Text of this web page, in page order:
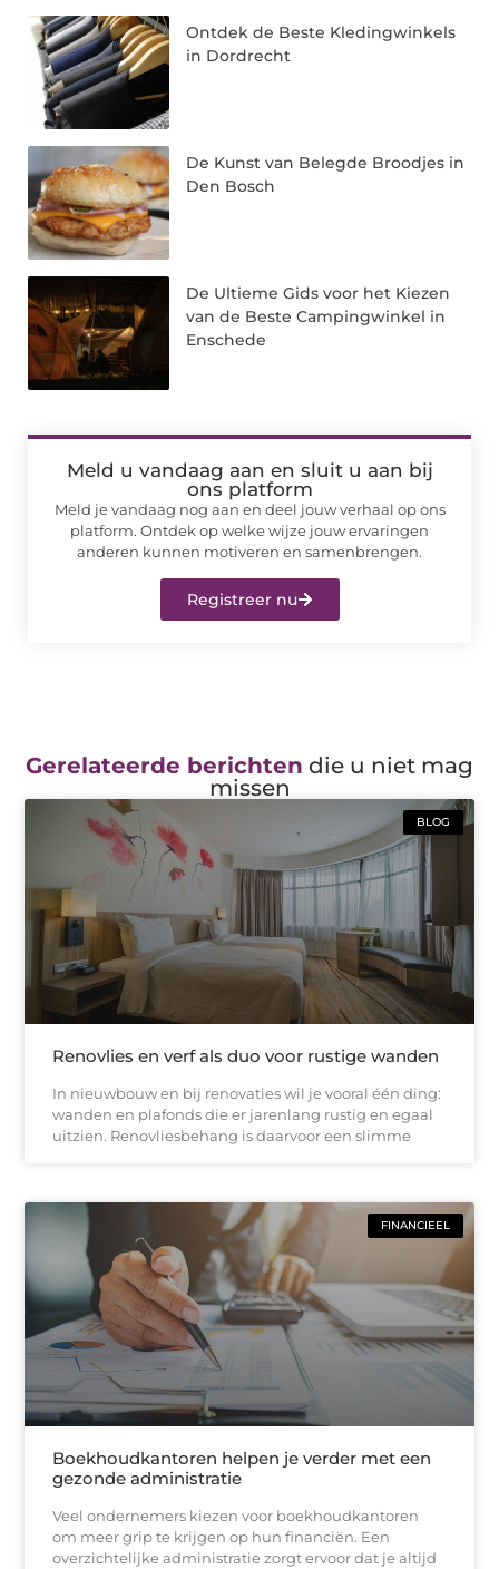
Ontdek de Beste Kledingwinkels
in Dordrecht
De Kunst van Belegde Broodjes in
Den Bosch
De Ultieme Gids voor het Kiezen
van de Beste Campingwinkel in
Enschede
Meld u vandaag aan en sluit u aan bij
ons platform
Meld je vandaag nog aan en deel jouw verhaal op ons
platform. Ontdek op welke wijze jouw ervaringen
anderen kunnen motiveren en samenbrengen.
Registreer nu
Gerelateerde berichten die u niet mag
missen
BLOG
Renovlies en verf als duo voor rustige wanden
In nieuwbouw en bij renovaties wil je vooral één ding:
wanden en plafonds die er jarenlang rustig en egaal
uitzien. Renovliesbehang is daarvoor een slimme
FINANCIEEL
Boekhoudkantoren helpen je verder met een
gezonde administratie
Veel ondernemers kiezen voor boekhoudkantoren
om meer grip te krijgen op hun financiën. Een
overzichtelijke administratie zorgt ervoor dat je altijd